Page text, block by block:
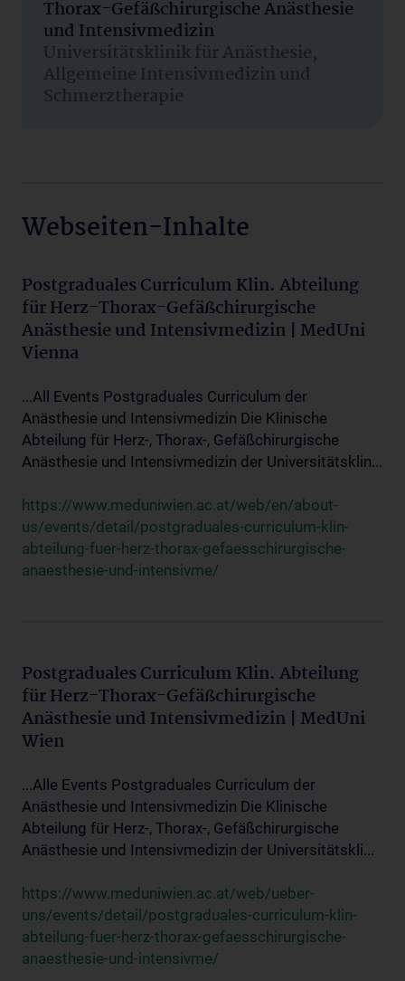
Thorax-Gefäßchirurgische Anästhesie
und Intensivmedizin
Universitätsklinik für Anästhesie,
Allgemeine Intensivmedizin und
Schmerztherapie
Webseiten-Inhalte
Postgraduales Curriculum Klin. Abteilung
für Herz-Thorax-Gefäßchirurgische
Anästhesie und Intensivmedizin | MedUni
Vienna
...All Events Postgraduales Curriculum der
Anästhesie und Intensivmedizin Die Klinische
Abteilung für Herz-, Thorax-, Gefäßchirurgische
Anästhesie und Intensivmedizin der Universitätsklin...
https://www.meduniwien.ac.at/web/en/about-
us/events/detail/postgraduales-curriculum-klin-
abteilung-fuer-herz-thorax-gefaesschirurgische-
anaesthesie-und-intensivme/
Postgraduales Curriculum Klin. Abteilung
für Herz-Thorax-Gefäßchirurgische
Anästhesie und Intensivmedizin | MedUni
Wien
...Alle Events Postgraduales Curriculum der
Anästhesie und Intensivmedizin Die Klinische
Abteilung für Herz-, Thorax-, Gefäßchirurgische
Anästhesie und Intensivmedizin der Universitätskli...
https://www.meduniwien.ac.at/web/ueber-
uns/events/detail/postgraduales-curriculum-klin-
abteilung-fuer-herz-thorax-gefaesschirurgische-
anaesthesie-und-intensivme/